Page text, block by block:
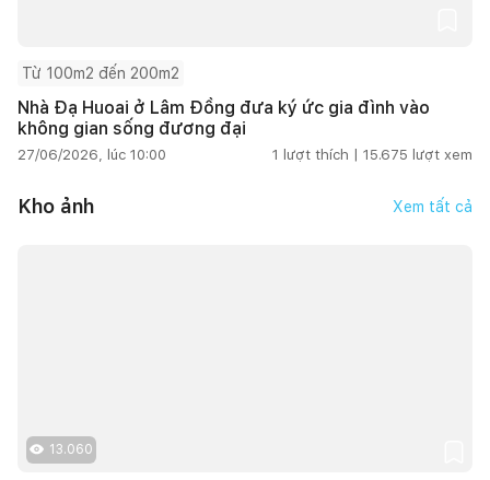
Từ 100m2 đến 200m2
Nhà Đạ Huoai ở Lâm Đồng đưa ký ức gia đình vào
không gian sống đương đại
27/06/2026, lúc 10:00 1 lượt thích | 15.675 lượt xem
Kho ảnh Xem tất cả
13.060